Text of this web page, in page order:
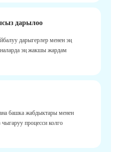
дарылоо
дарыгерлер менен эң
эң жакшы жардам
башка жабдыктары менен
процесси колго